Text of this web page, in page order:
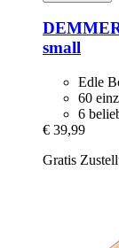
small
Edle
60
6
€ 39,99
Gratis